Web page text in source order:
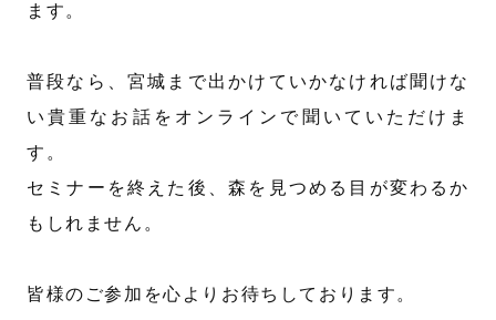
ます。
普段なら、宮城まで出かけていかなければ聞けな
い貴重なお話をオンラインで聞いていただけま
す。
セミナーを終えた後、森を見つめる目が変わるか
もしれません。
皆様のご参加を心よりお待ちしております。